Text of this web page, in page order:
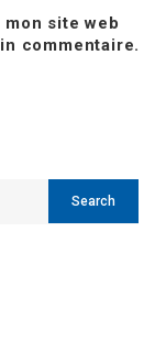
site web
commentaire.